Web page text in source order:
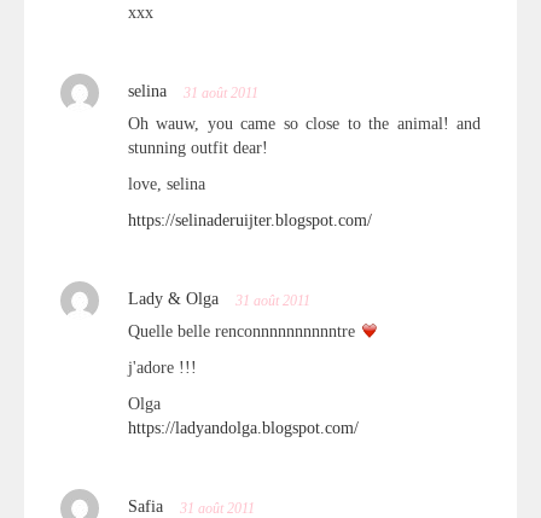
xxx
selina 31 août 2011
Oh wauw, you came so close to the animal! and
stunning outfit dear!
love, selina
https://selinaderuijter.blogspot.com/
Lady & Olga 31 août 2011
Quelle belle renconnnnnnnnnntre
j'adore !!!
Olga
https://ladyandolga.blogspot.com/
Safia 31 août 2011